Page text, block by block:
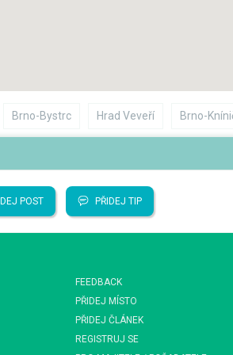
Brno-Bystrc Hrad Veveří Brno-
POST PŘIDEJ TIP
FEEDBACK
PŘIDEJ MÍSTO
PŘIDEJ ČLÁNEK
REGISTRUJ SE